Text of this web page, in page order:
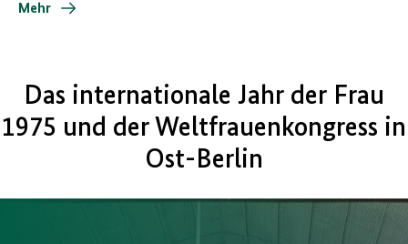
Mehr
Das internationale Jahr der Frau
1975 und der Weltfrauenkongress in
Ost-Berlin